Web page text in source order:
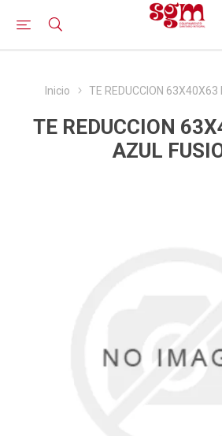
Inicio TE REDUCCION 63X40X63
TE REDUCCION
AZUL